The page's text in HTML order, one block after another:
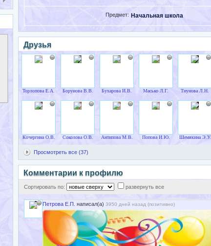
Предмет: Начальная школа
Друзья
Торлопова Е.А. Борунова В.В. Бухарова И.В. Масько Л.Г. Тиунова Л.Н.
Кочергина О.В. Соколова О.В. Антипова М.В. Попова И.Ю. Шемякина Э.У.
Просмотреть все (37)
Комментарии к профилю
Сортировать по: развернуть все
Петрова Е.П. написал(а) 3950 дней назад (позитивно)